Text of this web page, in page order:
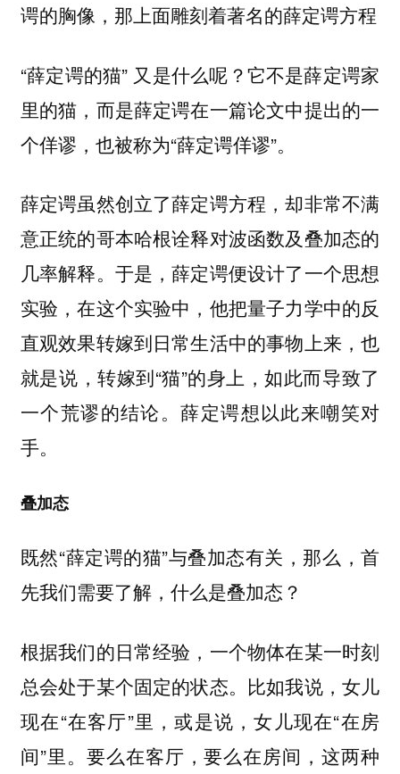
谔的胸像，那上面雕刻着著名的薛定谔方程
“薛定谔的猫” 又是什么呢？它不是薛定谔家
里的猫，而是薛定谔在一篇论文中提出的一
个佯谬，也被称为“薛定谔佯谬”。
薛定谔虽然创立了薛定谔方程，却非常不满
意正统的哥本哈根诠释对波函数及叠加态的
几率解释。于是，薛定谔便设计了一个思想
实验，在这个实验中，他把量子力学中的反
直观效果转嫁到日常生活中的事物上来，也
就是说，转嫁到“猫”的身上，如此而导致了
一个荒谬的结论。薛定谔想以此来嘲笑对
手。
叠加态
既然“薛定谔的猫”与叠加态有关，那么，首
先我们需要了解，什么是叠加态？
根据我们的日常经验，一个物体在某一时刻
总会处于某个固定的状态。比如我说，女儿
现在“在客厅”里，或是说，女儿现在“在房
间”里。要么在客厅，要么在房间，这两种